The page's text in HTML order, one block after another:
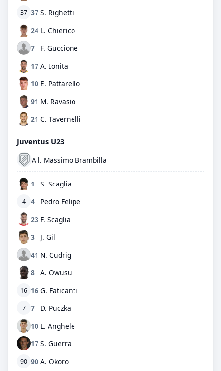
37 37 S. Righetti
24 L. Chierico
7
F. Guccione
17 A. Ionita
10 E. Pattarello
91 M. Ravasio
21 C. Tavernelli
Juventus U23
All. Massimo Brambilla
1 S. Scaglia
4 4
Pedro Felipe
23 F. Scaglia
3
J. Gil
41 N. Cudrig
8
A. Owusu
16 16 G. Faticanti
7 7
D. Puczka
10 L. Anghele
17 S. Guerra
90 90 A. Okoro